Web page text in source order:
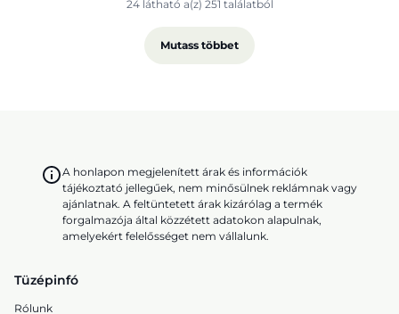
24 látható a(z) 251 találatból
Mutass többet
A honlapon megjelenített árak és információk
tájékoztató jellegűek, nem minősülnek reklámnak vagy
ajánlatnak. A feltüntetett árak kizárólag a termék
forgalmazója által közzétett adatokon alapulnak,
amelyekért felelősséget nem vállalunk.
Tüzépinfó
Rólunk